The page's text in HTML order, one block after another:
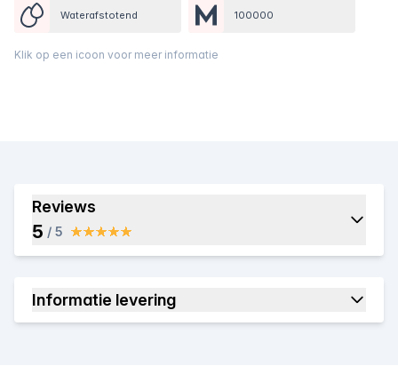
Waterafstotend 100000
Klik op een icoon voor meer informatie
Reviews
5 / 5
Informatie levering